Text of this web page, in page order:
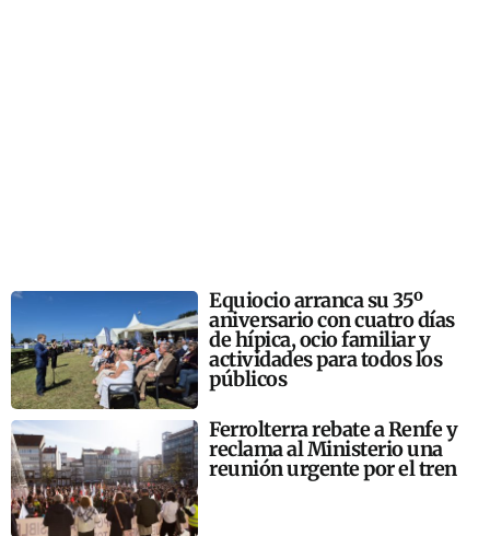
Equiocio arranca su 35º
aniversario con cuatro días
de hípica, ocio familiar y
actividades para todos los
públicos
Ferrolterra rebate a Renfe y
reclama al Ministerio una
reunión urgente por el tren